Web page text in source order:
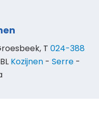
T 024-388
Kozijnen- Serre-